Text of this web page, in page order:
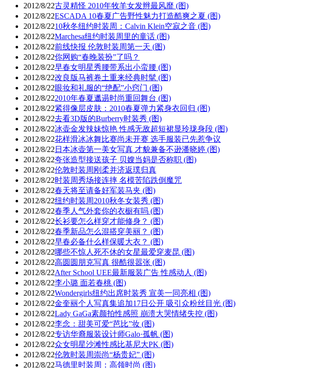
2012/8/22古灵精怪 2010年牧羊女发辫最风靡 (图)
2012/8/22ESCADA 10春夏广告野性魅力打造酷爽之夏 (图)
2012/8/2210秋冬纽约时装周：Calvin Klein空寂之音 (图)
2012/8/22Marchesa纽约时装周里的童话 (图)
2012/8/22前线快报 伦敦时装周第一天 (图)
2012/8/22你网购“春晚装扮”了吗？
2012/8/22早春女明星秀腰带系出小蛮腰 (图)
2012/8/22改良版马裤卷土重来经典时髦 (图)
2012/8/22眼妆和礼服的“绝配”小窍门 (图)
2012/8/222010年春夏邋遢时尚重回舞台 (图)
2012/8/22紧得像层皮肤：2010春夏弹力紧身衣回归 (图)
2012/8/22去看3D版的Burberry时装秀 (图)
2012/8/22冰壶金发辣妹惊艳 性感无敌超短裙显玲珑身段 (图)
2012/8/22花样滑冰冰舞比赛尚未开赛 选手服装已先惹争议
2012/8/22 日本冰壶第一美女写真 才貌兼备不逊潘晓婷 (图)
2012/8/22夸张造型接送孩子 贝嫂当妈是否称职 (图)
2012/8/22伦敦时装周刚柔并济返璞归真
2012/8/22时装周秀场接连摔 名模苦陷跌倒魔咒
2012/8/22春天将至请备好军装马夹 (图)
2012/8/22纽约时装周2010秋冬女装秀 (图)
2012/8/22春季人气外套你的衣橱有吗 (图)
2012/8/22长衫要怎么样穿才能修身？ (图)
2012/8/22春季新品怎么混搭穿美丽？ (图)
2012/8/22早春必备什么样保暖大衣？ (图)
2012/8/22哪些不惊人死不休的女星最爱穿麦昆 (图)
2012/8/22高圆圆朋克写真 很酷很嚣张 (图)
2012/8/22After School UEE最新服装广告 性感动人 (图)
2012/8/22李小璐 面若春桃 (图)
2012/8/22Wondergirls纽约出席时装秀 宣美一同亮相 (图)
2012/8/22金奎丽个人写真集追加17日公开 吸引众粉丝目光 (图)
2012/8/22Lady GaGa素颜拍性感照 崩溃大哭情绪失控 (图)
2012/8/22李念：甜美可爱“芭比”妆 (图)
2012/8/22专访华裔服装设计师Galo·孤帆 (图)
2012/8/22众女明星沙滩性感比基尼大PK (图)
2012/8/22伦敦时装周崇尚“杨贵妃” (图)
2012/8/22马德里时装周：高领时尚 (图)